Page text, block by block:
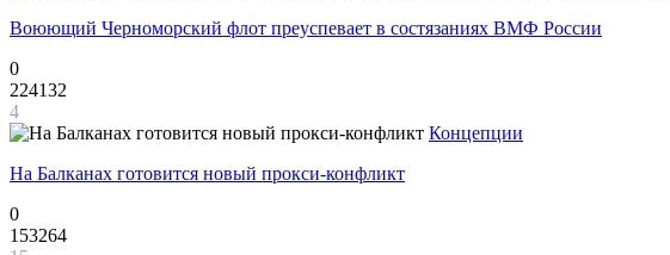
Воюющий Черноморский флот преуспевает в состязаниях ВМФ России
0
224132
4
Концепции
На Балканах готовится новый прокси-конфликт
0
153264